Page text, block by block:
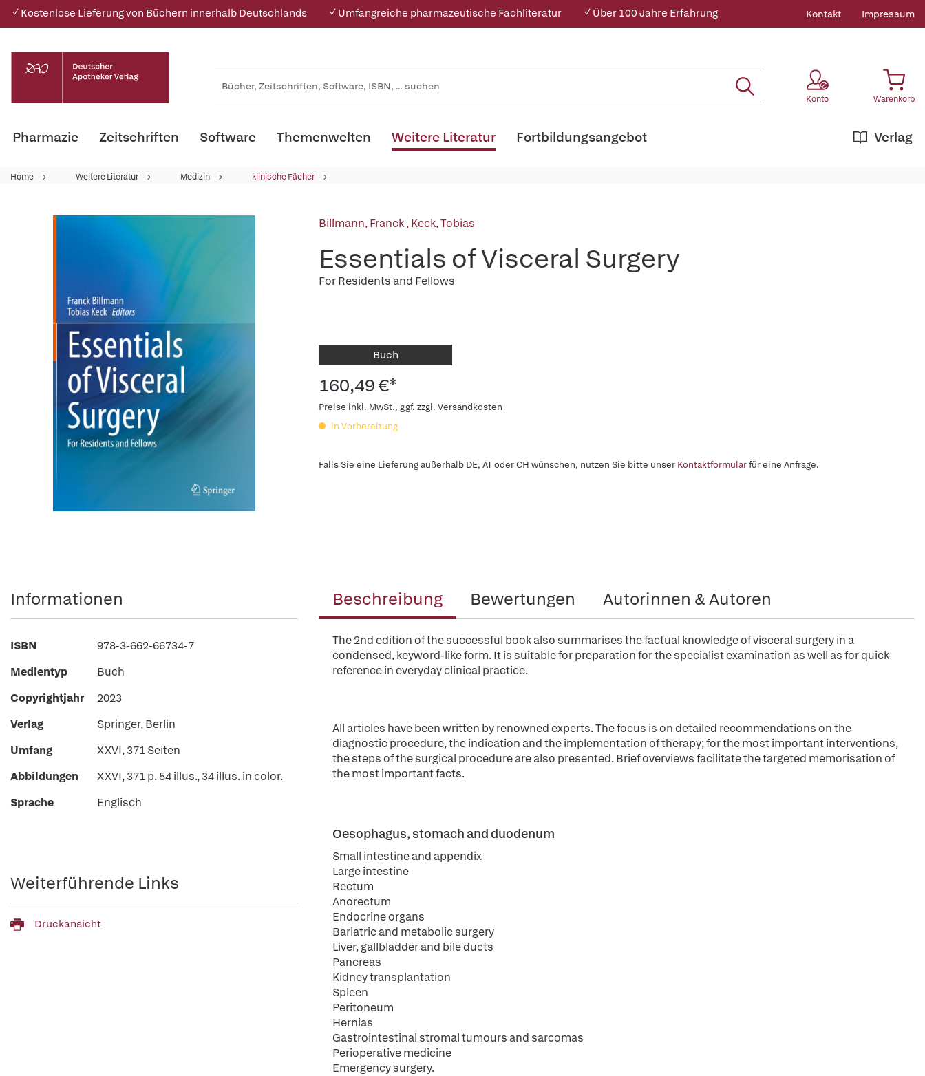
✓ Kostenlose Lieferung von Büchern innerhalb Deutschlands ✓ Umfangreiche pharmazeutische Fachliteratur ✓ Über 100 Jahre Erfahrung Kontakt Impressum
Konto Warenkorb
Pharmazie Zeitschriften Software Themenwelten Weitere Literatur Verlag
Fortbildungsangebot
Home Weitere Literatur Medizin klinische Fächer
Billmann, Franck,Keck, Tobias
Essentials of Visceral Surgery
For Residents and Fellows
Buch
160,49 €*
Preise inkl. MwSt., ggf. zzgl. Versandkosten
in Vorbereitung
Falls Sie eine Lieferung außerhalb DE, AT oder CH wünschen, nutzen Sie bitte unser Kontaktformularfür eine Anfrage.
Beschreibung Bewertungen Autorinnen & Autoren
The 2nd edition of the successful book also summarises the factual knowledge of visceral surgery in a
condensed, keyword-like form. It is suitable for preparation for the specialist examination as well as for quick
reference in everyday clinical practice.
All articles have been written by renowned experts. The focus is on detailed recommendations on the
diagnostic procedure, the indication and the implementation of therapy; for the most important interventions,
the steps of the surgical procedure are also presented. Brief overviews facilitate the targeted memorisation of
the most important facts.
Oesophagus, stomach and duodenum
Small intestine and appendix
Large intestine
Rectum
Anorectum
Endocrine organs
Bariatric and metabolic surgery
Liver, gallbladder and bile ducts
Pancreas
Kidney transplantation
Spleen
Peritoneum
Hernias
Gastrointestinal stromal tumours and sarcomas
Perioperative medicine
Emergency surgery.
Informationen
ISBN
978-3-662-66734-7
Medientyp
Buch
Copyrightjahr
2023
Verlag
Springer, Berlin
Umfang
XXVI, 371 Seiten
Abbildungen
XXVI, 371 p. 54 illus., 34 illus. in color.
Sprache
Englisch
Weiterführende Links
Druckansicht